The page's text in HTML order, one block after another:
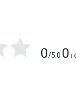
0/5.0 0